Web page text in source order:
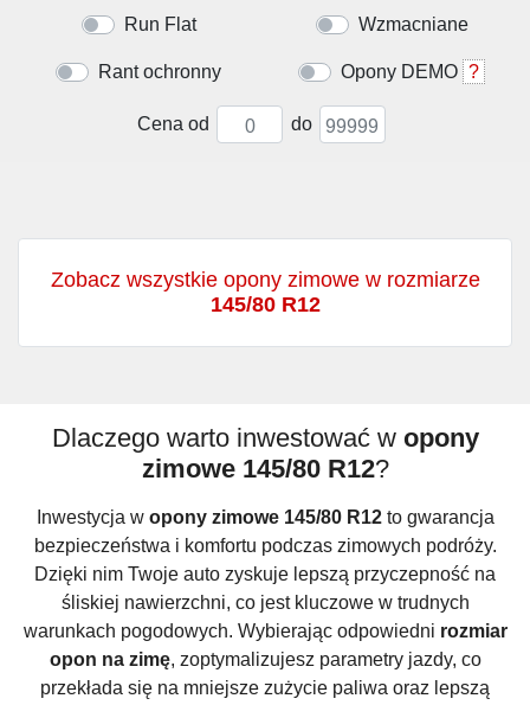
Run Flat Wzmacniane
Rant ochronny Opony DEMO ?
Cena od do
Zobacz wszystkie opony zimowe w rozmiarze
145/80 R12
Dlaczego warto inwestować w opony
zimowe 145/80 R12?
Inwestycja w opony zimowe 145/80 R12to gwarancja
bezpieczeństwa i komfortu podczas zimowych podróży.
Dzięki nim Twoje auto zyskuje lepszą przyczepność na
śliskiej nawierzchni, co jest kluczowe w trudnych
warunkach pogodowych. Wybierając odpowiedni rozmiar
opon na zimę, zoptymalizujesz parametry jazdy, co
przekłada się na mniejsze zużycie paliwa oraz lepszą